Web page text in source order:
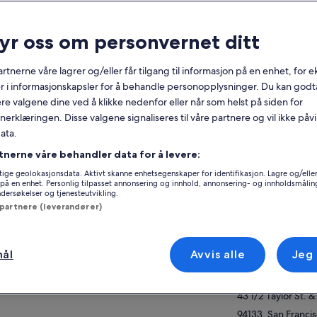
tilgjengelig
Mobilkupong
Umiddelbar
bekreftelse
sitteplasser innendørs og utendørs
Mulighet til å seile under det ikoniske
brospennet til Golden Gate Bridge
Se installasjonen «Bay Lights» på Oakland/SF
Beliggenhet for
Red and White
94133, San
States of America
Møtested / sted
43 1/2 Taylor St.
oss om personvernet ditt
våre lagrer og/eller får tilgang til informasjon på en enhet, for
i informasjonskapsler for å behandle personopplysninger. Du kan
valgene dine ved å klikke nedenfor eller når som helst på siden for
Disse valgene signaliseres til våre partnere og vil ikke
våre behandler data for å levere:
geolokasjonsdata. Aktivt skanne enhetsegenskaper for identifikasjon. Lagre og/
en enhet. Personlig tilpasset annonsering og innhold, annonsering- og
og tjenesteutvikling.
(leverandører)
Avvis alle Jeg